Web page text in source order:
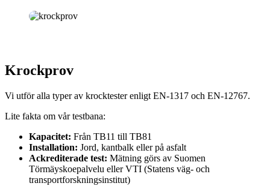
Krockprov
Vi utför alla typer av krocktester enligt EN-1317 och EN-12767.
Lite fakta om vår testbana:
Kapacitet: Från TB11 till TB81
Installation: Jord, kantbalk eller på asfalt
Ackrediterade test: Mätning görs av Suomen
Törmäyskoepalvelu eller VTI (Statens väg- och
transportforskningsinstitut)